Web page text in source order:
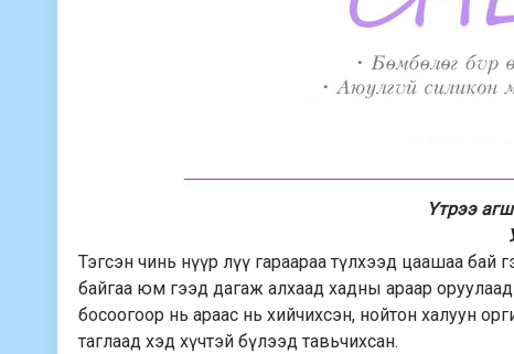
Үтрээ
Тэгсэн чинь нүүр лүү гараараа түлхээд цаашаа бай
байгаа юм гээд дагаж алхаад хадны араар
босоогоор нь араас нь хийчихсэн, нойтон халуун
таглаад хэд хүчтэй бүлээд тавьчихсан.